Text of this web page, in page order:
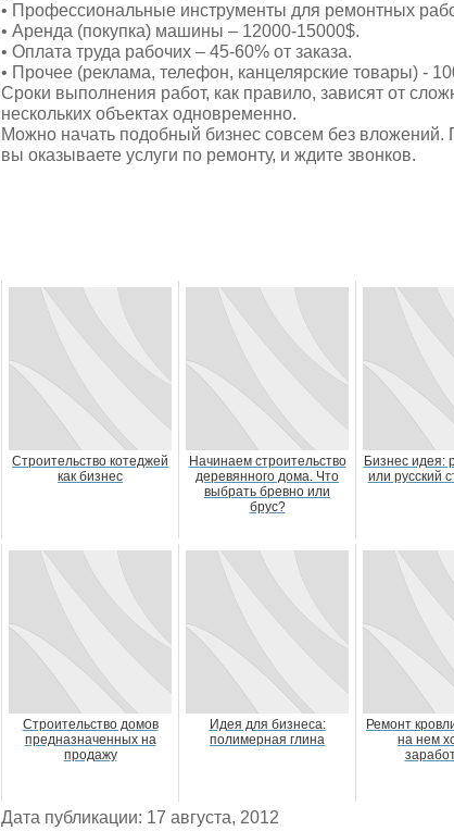
• Профессиональные инструменты для ремонтных
• Аренда (покупка) машины – 12000-15000$.
• Оплата труда рабочих – 45-60% от заказа.
• Прочее (реклама, телефон, канцелярские товары) -
Сроки выполнения работ, как правило, зависят от
нескольких объектах одновременно.
Можно начать подобный бизнес совсем без вложений.
вы оказываете услуги по ремонту, и ждите звонков.
Строительство котеджей
как бизнес
Начинаем строительство
деревянного дома. Что
выбрать бревно или
брус?
Бизнес идея:
или русский
Строительство домов
предназначенных на
продажу
Идея для бизнеса:
полимерная глина
Ремонт
на нем
Дата публикации: 17 августа, 2012